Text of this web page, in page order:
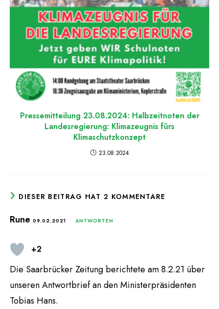
Pressemitteilung 23.08.2024: Halbzeitnoten der
Landesregierung: Klimazeugnis fürs
Klimaschutzkonzept
23.08.2024
DIESER BEITRAG HAT 2 KOMMENTARE
Rune 09.02.2021 ANTWORTEN
+2
Die Saarbrücker Zeitung berichtete am 8.2.21 über
unseren Antwortbrief an den Ministerpräsidenten
Tobias Hans.